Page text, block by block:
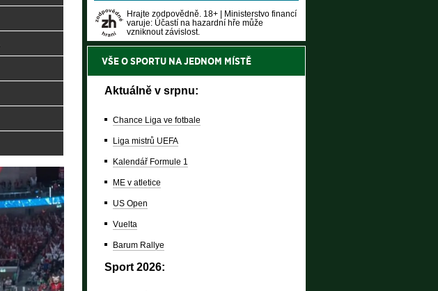
Hrajte zodpovědně. 18+ | Ministerstvo financí
varuje: Účastí na hazardní hře může
vzniknout závislost.
VŠE O SPORTU NA JEDNOM MÍSTĚ
Aktuálně v srpnu:
Chance Liga ve fotbale
Liga mistrů UEFA
Kalendář Formule 1
ME v atletice
US Open
Vuelta
Barum Rallye
Sport 2026: